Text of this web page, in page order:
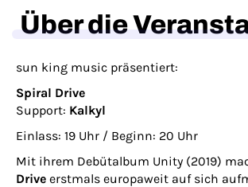
Über die
sun king music präsentiert:
Spiral Drive
Support: Kalkyl
Einlass: 19 Uhr / Beginn: 20 Uhr
Mit ihrem Debütalbum Unity (2019)
Drive erstmals europaweit auf sich